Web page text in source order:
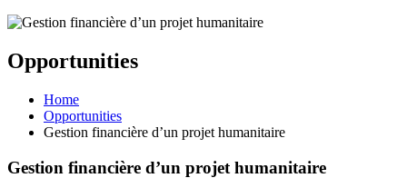
Opportunities
Home
Opportunities
Gestion financière d’un projet humanitaire
Gestion financière d’un projet humanitaire